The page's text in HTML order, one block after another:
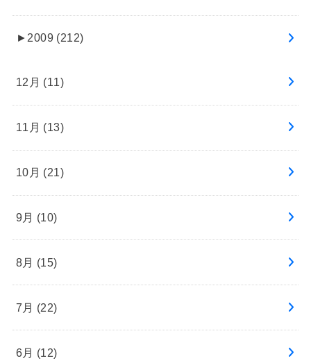
► 2009 (212)
12月 (11)
11月 (13)
10月 (21)
9月 (10)
8月 (15)
7月 (22)
6月 (12)